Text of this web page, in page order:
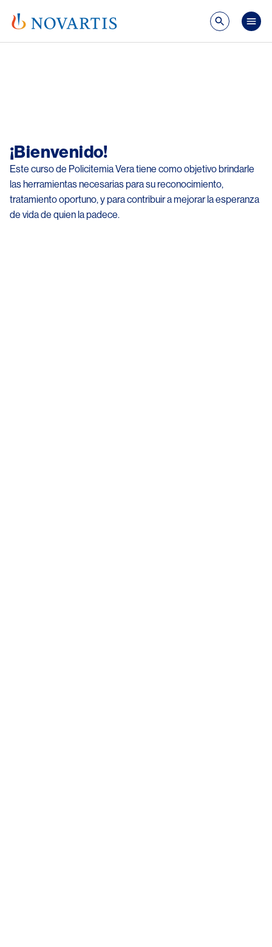
¡Bienvenido!
Este curso de Policitemia Vera tiene como objetivo brindarle
las herramientas necesarias para su reconocimiento,
tratamiento oportuno, y para contribuir a mejorar la esperanza
de vida de quien la padece.